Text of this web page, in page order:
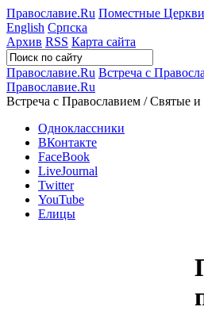
Православие.Ru Поместные Церкви
English Српска
Архив RSS Карта сайта
Православие.Ru Встреча с
Православие.Ru
Встреча с Православием / Святые и
Одноклассники
ВКонтакте
FaceBook
LiveJournal
Twitter
YouTube
Елицы